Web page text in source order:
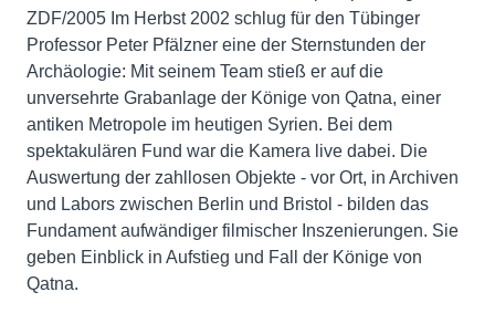
ZDF/2005 Im Herbst 2002 schlug für den Tübinger
Professor Peter Pfälzner eine der Sternstunden der
Archäologie: Mit seinem Team stieß er auf die
unversehrte Grabanlage der Könige von Qatna, einer
antiken Metropole im heutigen Syrien. Bei dem
spektakulären Fund war die Kamera live dabei. Die
Auswertung der zahllosen Objekte - vor Ort, in Archiven
und Labors zwischen Berlin und Bristol - bilden das
Fundament aufwändiger filmischer Inszenierungen. Sie
geben Einblick in Aufstieg und Fall der Könige von
Qatna.